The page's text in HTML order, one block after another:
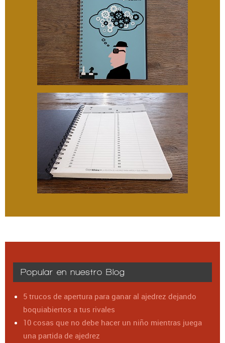
Popular en nuestro Blog
5 trucos de apertura para ganar al ajedrez dejando
boquiabiertos a tus rivales
10 cosas que no debe hacer un niño mientras juega
una partida de ajedrez